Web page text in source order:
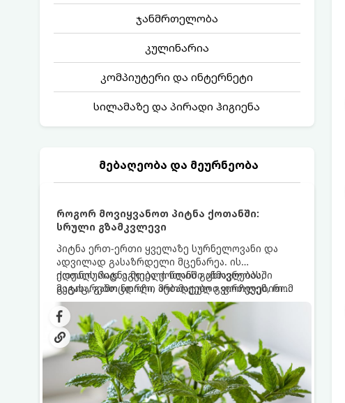
ჯანმრთელობა
კულინარია
კომპიუტერი და ინტერნეტი
სილამაზე და პირადი ჰიგიენა
მებაღეობა და მეურნეობა
როგორ მოვიყვანოთ პიტნა ქოთანში:
სრული გზამკვლევი
პიტნა ერთ-ერთი ყველაზე სურნელოვანი და
ადვილად გასაზრდელი მცენარეა. ის
იდეალურად ეგუება ქოთანში ცხოვრებას,
მეტიც, გამოცდილი მებაღეები გვირჩევენ, რომ
პიტნა მხოლოდ ქოთანში მოვიყვანოთ, რადგან
ღია გრუნტში (ბაღში) დარგვისას ის ფესვებით
ძალიან სწრაფად ვრცელდება და სხვა
მცენარეებს ავიწროებს.
ქოთნის პიტნა მთელი წლის განმავლობაში
გაგახარებთ ნორჩი, არომატული ფოთლებით
ჩაის, ლიმონათისა თუ კერძებისთვის.